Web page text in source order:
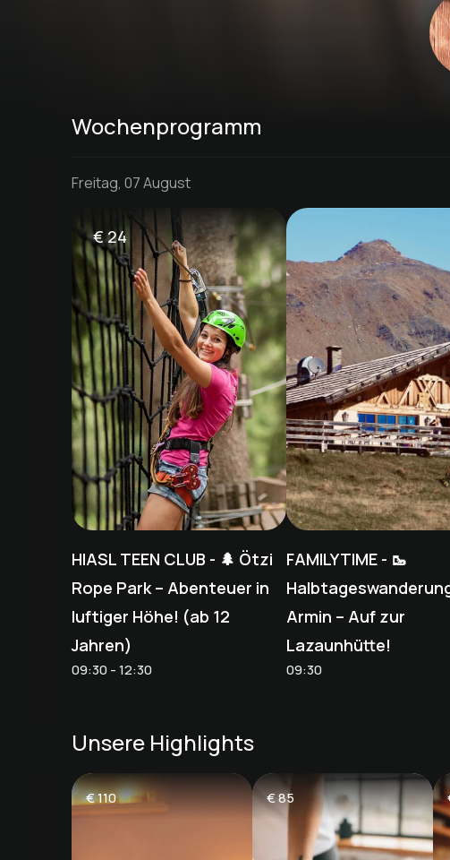
Wochenprogramm
Freitag, 07 August
€24
HIASL TEEN CLUB - 🌲 Ötzi
Rope Park – Abenteuer in
luftiger Höhe! (ab 12
Jahren)
09:30 - 12:30
FAMILYTIME - 🥾
Armin – Auf zur
Lazaunhütte!
09:30
Unsere Highlights
€110 €85